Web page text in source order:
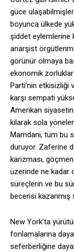
güce
boyunca ülkede
şiddet eylemlerine
anarşist
görünür olmaya
ekonomik
Parti’nin etkisizliği
karşı sempati
Amerikan
kılarak sola
Mamdani, tüm bu
duruyor. Zaferine
karizması,
üzerinde ne kadar
süreçlerin ve bu
becerisi kazanmış
New York’ta
fonlamalarına
seferberliğine